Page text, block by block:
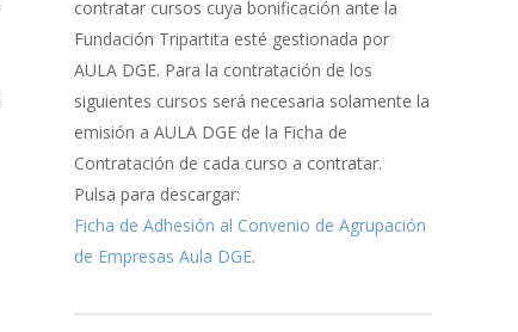
contratar cursos cuya bonificación ante la
Fundación Tripartita esté gestionada por
AULA DGE. Para la contratación de los
siguientes cursos será necesaria solamente la
emisión a AULA DGE de la Ficha de
Contratación de cada curso a contratar.
Pulsa para descargar:
Ficha de Adhesión al Convenio de Agrupación
de Empresas Aula DGE.